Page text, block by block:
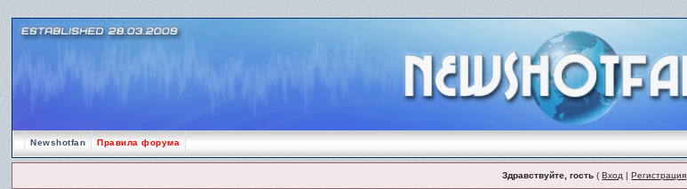
Newshotfan Правила форума
Здравствуйте, гость (Вход |Регистрация